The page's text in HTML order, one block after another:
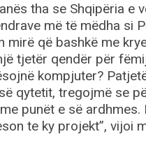
tha se Shqipëria e
më të mëdha si
mirë që bashkë me
tjetër qendër për
kompjuter?
qytetit, tregojmë se
punët e së
te ky projekt”, vijoi